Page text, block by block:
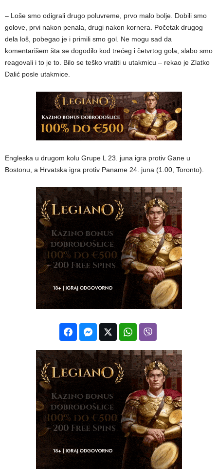
– Loše smo odigrali drugo poluvreme, prvo malo bolje. Dobili smo
golove, prvi nakon penala, drugi nakon kornera. Početak drugog
dela loš, pobegao je i primili smo gol. Ne mogu sad da
komentarišem šta se dogodilo kod trećeg i četvrtog gola, slabo smo
reagovali i to je to. Bilo se teško vratiti u utakmicu – rekao je Zlatko
Dalić posle utakmice.
Engleska u drugom kolu Grupe L 23. juna igra protiv Gane u
Bostonu, a Hrvatska igra protiv Paname 24. juna (1.00, Toronto).